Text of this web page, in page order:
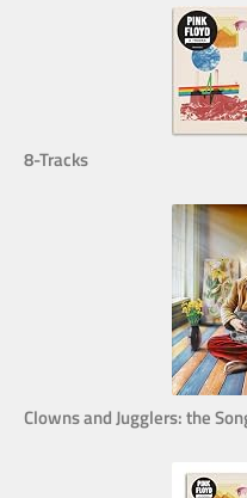
8-Tracks
Clowns and Jugglers: the